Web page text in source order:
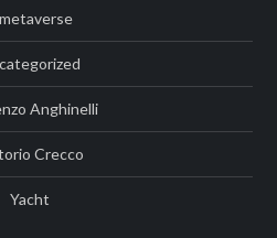
Anghinelli
Crecco
Yacht